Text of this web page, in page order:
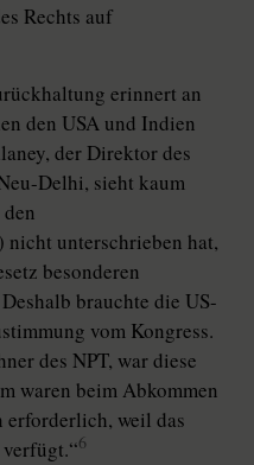
Rechts auf
erinnert an
den USA und Indien
der Direktor des
Delhi, sieht kaum
nicht unterschrieben hat,
besonderen
brauchte die US-
vom Kongress.
des NPT, war diese
waren beim Abkommen
erforderlich, weil das
6